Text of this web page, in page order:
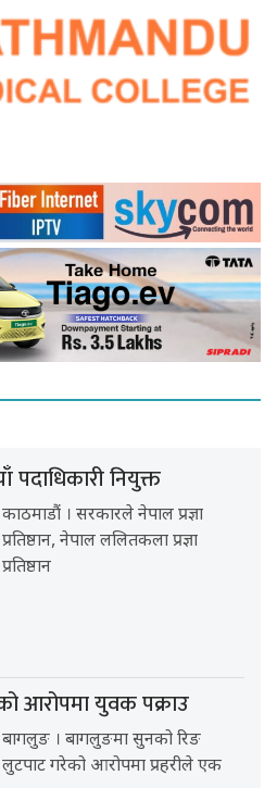
पदाधिकारी नियुक्त
काठमाडौं । सरकारले नेपाल प्रज्ञा
प्रतिष्ठान, नेपाल ललितकला प्रज्ञा
प्रतिष्ठान
आरोपमा युवक पक्राउ
बागलुङ । बागलुङमा सुनको रिङ
लुटपाट गरेको आरोपमा प्रहरीले एक